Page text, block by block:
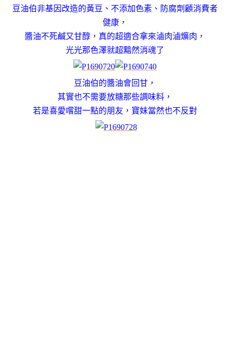
豆油伯非基因改造的黃豆、不添加色素、防腐劑顧消費者
健康，
醬油不死鹹又甘醇，真的超適合拿來滷肉滷爌肉，
光光那色澤就超黯然消魂了
豆油伯的醬油會回甘，
其實也不需要放糖那些調味料，
若是喜愛嚐甜一點的朋友， 寶妹當然也不反對